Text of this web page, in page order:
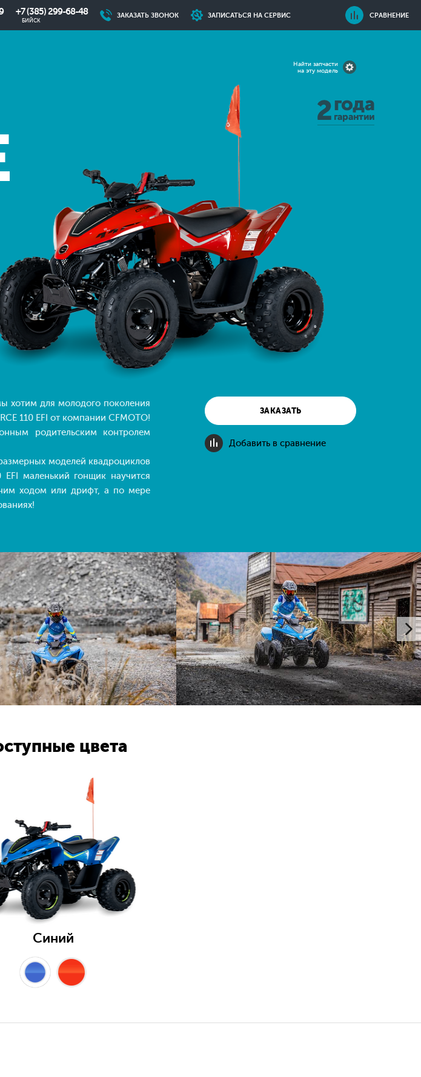
+7 (385) 299-68-48
БИЙСК
ЗАКАЗАТЬ ЗВОНОК ЗАПИСАТЬСЯ НА СЕРВИС СРАВНЕНИЕ
Найти запчасти
на эту модель
ЗАКАЗАТЬ
Добавить в сравнение
хотим для молодого поколения
110 EFI от компании CFMOTO!
родительским контролем
моделей квадроциклов
EFI маленький гонщик научится
ходом или дрифт, а по мере
цвета
Синий